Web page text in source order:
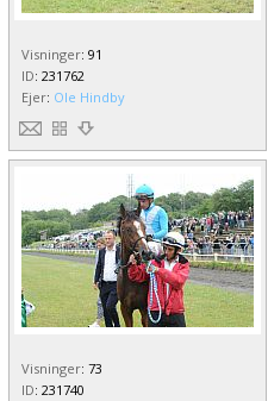
Visninger: 91
ID: 231762
Ejer: Ole Hindby
Visninger: 73
ID: 231740